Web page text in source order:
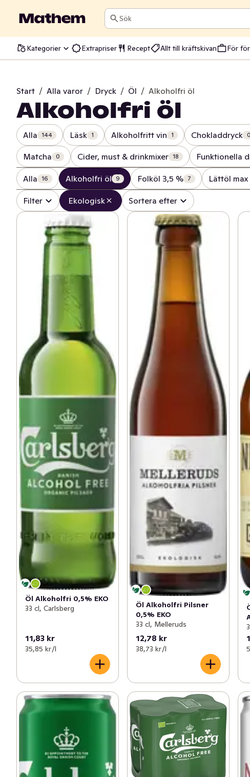
Sök
Kategorier Extrapriser Recept Allt till kräftskivan För
Start / Alla varor / Dryck / Öl / Alkoholfri öl
Alkoholfri öl
Alla 144 Läsk 1 Alkoholfritt vin 1 Chokladdryck 0
Matcha 0 Cider, must & drinkmixer 18 Funktionella
Alla 16 Alkoholfri öl 9 Folköl 3,5 % 7 Lättöl max
Filter Sortera efter
Ekologisk
Öl Alkoholfri 0,5% EKO
33 cl, Carlsberg
11,83 kr
35,85 kr /l
Öl Alkoholfri Pilsner
0,5% EKO
33 cl, Melleruds
12,78 kr
38,73 kr /l